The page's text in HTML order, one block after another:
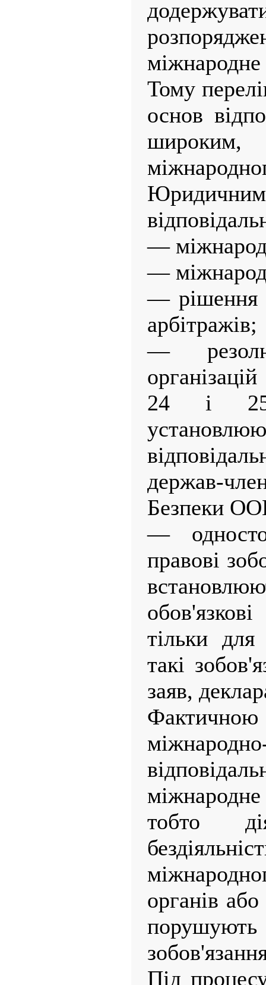
Тому
основ
широким,
—
—
— рішення
арбітражів;
—
24 і
держав-
Безпеки
—
правові
тільки
такі
заяв,
тобто
органів
порушують
Під